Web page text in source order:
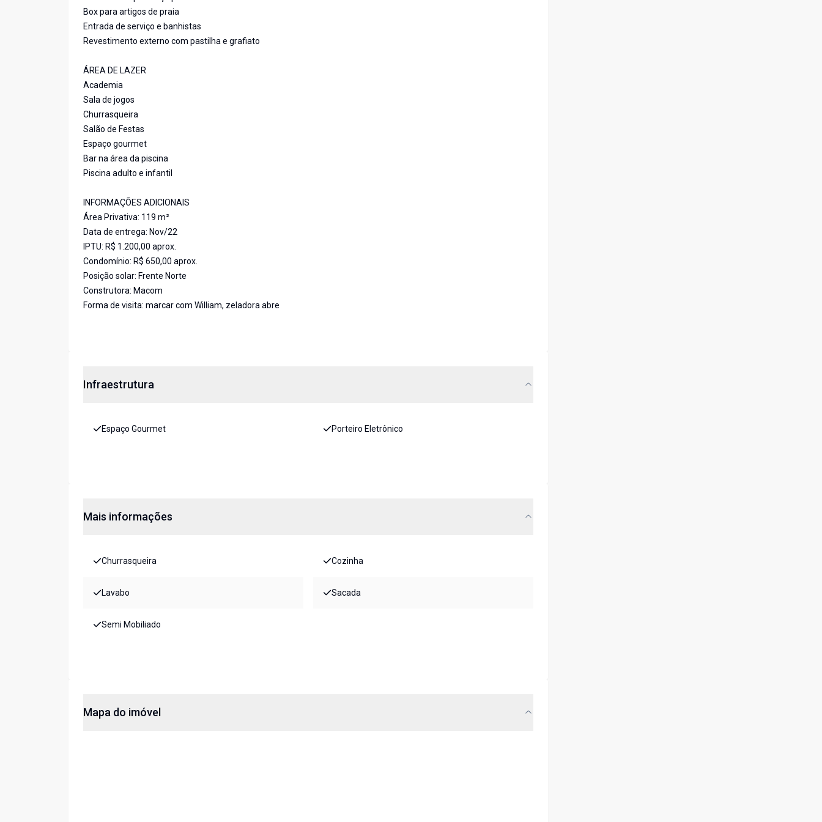
Box para artigos de praia
Entrada de serviço e banhistas
Revestimento externo com pastilha e grafiato
ÁREA DE LAZER
Academia
Sala de jogos
Churrasqueira
Salão de Festas
Espaço gourmet
Bar na área da piscina
Piscina adulto e infantil
INFORMAÇÕES ADICIONAIS
Área Privativa: 119 m²
Data de entrega: Nov/22
IPTU: R$ 1.200,00 aprox.
Condomínio: R$ 650,00 aprox.
Posição solar: Frente Norte
Construtora: Macom
Forma de visita: marcar com William, zeladora abre
Infraestrutura
Espaço Gourmet Porteiro Eletrônico
Mais informações
Churrasqueira Cozinha
Lavabo Sacada
Semi Mobiliado
Mapa do imóvel